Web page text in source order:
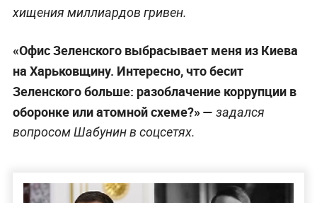
хищения миллиардов гривен.
«Офис Зеленского выбрасывает меня из Киева
на Харьковщину. Интересно, что бесит
Зеленского больше: разоблачение коррупции в
оборонке или атомной схеме?» — задался
вопросом Шабунин в соцсетях.